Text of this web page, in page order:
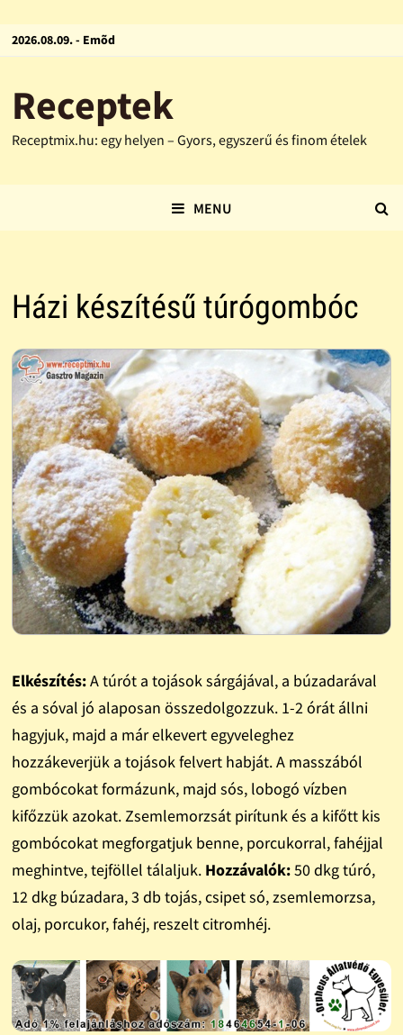
2026.08.09. - Emõd
Receptek
Receptmix.hu: egy helyen – Gyors, egyszerű és finom ételek
MENU
Házi készítésű túrógombóc
Elkészítés:A túrót a tojások sárgájával, a búzadarával
és a sóval jó alaposan összedolgozzuk. 1-2 órát állni
hagyjuk, majd a már elkevert egyveleghez
hozzákeverjük a tojások felvert habját. A masszából
gombócokat formázunk, majd sós, lobogó vízben
kifőzzük azokat. Zsemlemorzsát pirítunk és a kifőtt kis
gombócokat megforgatjuk benne, porcukorral, fahéjjal
meghintve, tejföllel tálaljuk. Hozzávalók:50 dkg túró,
12 dkg búzadara, 3 db tojás, csipet só, zsemlemorzsa,
olaj, porcukor, fahéj, reszelt citromhéj.